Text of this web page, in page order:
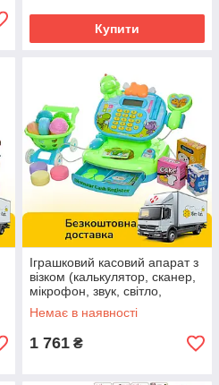
Купити
Іграшковий касовий апарат з
візком (калькулятор, сканер,
мікрофон, звук, світло,
продукти, гроші) YY6002-1
Немає в наявності
1 761 ₴